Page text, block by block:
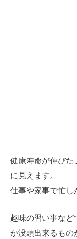
健康寿命が伸びた
に見えます。
仕事や家事で忙し
趣味の習い事など
か没頭出来るもの